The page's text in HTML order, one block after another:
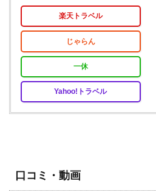
楽天トラベル
じゃらん
一休
Yahoo!トラベル
口コミ・動画